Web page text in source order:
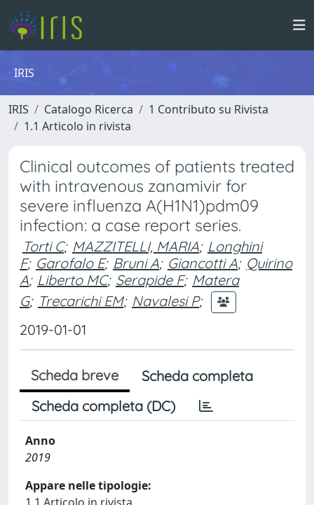
IRIS
IRIS Catalogo Ricerca
1 Contributo su Rivista
1.1 Articolo in rivista
Clinical outcomes of patients treated
with intravenous zanamivir for
severe influenza A(H1N1)pdm09
infection: a case report series.
Torti C; MAZZITELLI, MARIA; Longhini
F; Garofalo E; Bruni A; Giancotti A; Quirino
A; Liberto MC; Serapide F; Matera
G; Trecarichi EM; Navalesi P;
2019-01-01
Scheda breve
Scheda completa
Scheda completa (DC)
Anno
2019
Appare nelle tipologie: